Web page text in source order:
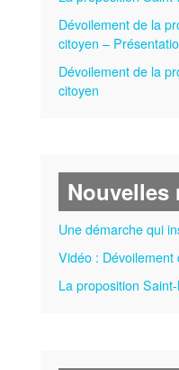
Dévoilement de la
citoyen –
Dévoilement de la
citoyen
Nouvelles
Une démarche qui
Vidéo : Dévoilement
La proposition